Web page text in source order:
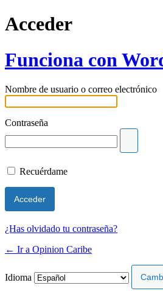
Acceder
Funciona con
Nombre de usuario o correo electrónico
Contraseña
Recuérdame
¿Has olvidado tu contraseña?
← Ir a Opinion Caribe
Idioma